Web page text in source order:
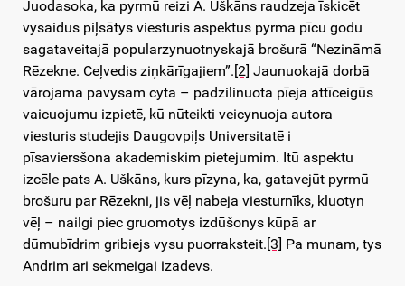
Juodasoka, ka pyrmū reizi A. Uškāns raudzeja īskicēt
vysaidus piļsātys viesturis aspektus pyrma pīcu godu
sagataveitajā popularzynuotnyskajā brošurā “Nezināmā
Rēzekne. Ceļvedis ziņkārīgajiem”. [2] Jaunuokajā dorbā
vārojama pavysam cyta – padzilinuota pīeja attīceigūs
vaicuojumu izpietē, kū nūteikti veicynuoja autora
viesturis studejis Daugovpiļs Universitatē i
pīsaviersšona akademiskim pietejumim. Itū aspektu
izcēle pats A. Uškāns, kurs pīzyna, ka, gatavejūt pyrmū
brošuru par Rēzekni, jis vēļ nabeja viesturnīks, kluotyn
vēļ – nailgi piec gruomotys izdūšonys kūpā ar
dūmubīdrim gribiejs vysu puorraksteit. [3] Pa munam, tys
Andrim ari sekmeigai izadevs.